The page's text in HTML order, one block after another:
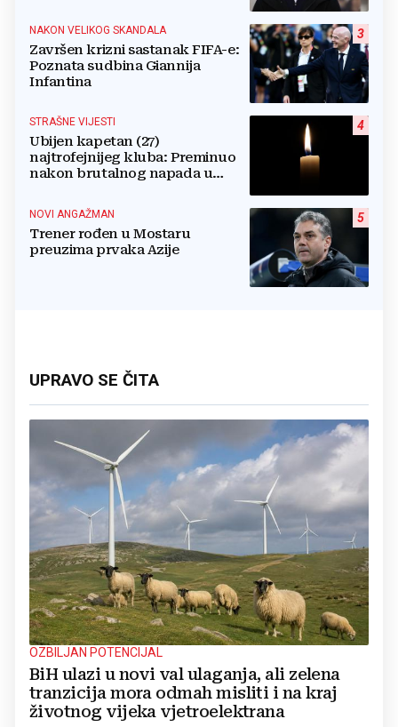
3
NAKON VELIKOG SKANDALA
Završen krizni sastanak FIFA-e:
Poznata sudbina Giannija
Infantina
4
STRAŠNE VIJESTI
Ubijen kapetan (27)
najtrofejnijeg kluba: Preminuo
nakon brutalnog napada u
5
NOVI ANGAŽMAN
Trener rođen u Mostaru
preuzima prvaka Azije
UPRAVO SE ČITA
OZBILJAN POTENCIJAL
BiH ulazi u novi val ulaganja, ali zelena
tranzicija mora odmah misliti i na kraj
životnog vijeka vjetroelektrana